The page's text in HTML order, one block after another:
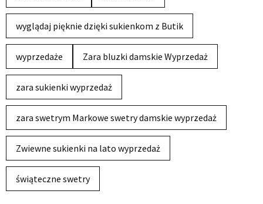
wyglądaj pięknie dzięki sukienkom z Butik
wyprzedaże Zara bluzki damskie Wyprzedaż
zara sukienki wyprzedaż
zara swetrym Markowe swetry damskie wyprzedaż
Zwiewne sukienki na lato wyprzedaż
świąteczne swetry